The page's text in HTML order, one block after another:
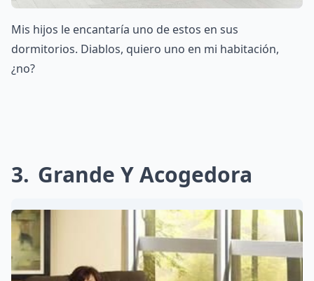
Mis hijos le encantaría uno de estos en sus
dormitorios. Diablos, quiero uno en mi habitación,
¿no?
3 Grande Y Acogedora